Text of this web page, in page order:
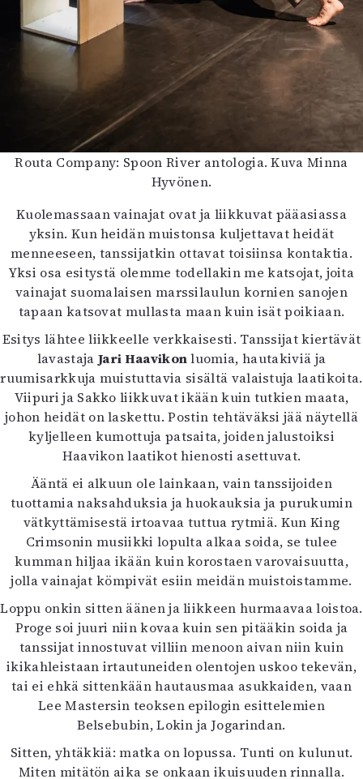
Routa Company: Spoon River antologia. Kuva Minna
Hyvönen.
Kuolemassaan vainajat ovat ja liikkuvat pääasiassa
yksin. Kun heidän muistonsa kuljettavat heidät
menneeseen, tanssijatkin ottavat toisiinsa kontaktia.
Yksi osa esitystä olemme todellakin me katsojat, joita
vainajat suomalaisen marssilaulun kornien sanojen
tapaan katsovat mullasta maan kuin isät poikiaan.
Esitys lähtee liikkeelle verkkaisesti. Tanssijat kiertävät
lavastaja Jari Haavikonluomia, hautakiviä ja
ruumisarkkuja muistuttavia sisältä valaistuja laatikoita.
Viipuri ja Sakko liikkuvat ikään kuin tutkien maata,
johon heidät on laskettu. Postin tehtäväksi jää näytellä
kyljelleen kumottuja patsaita, joiden jalustoiksi
Haavikon laatikot hienosti asettuvat.
Ääntä ei alkuun ole lainkaan, vain tanssijoiden
tuottamia naksahduksia ja huokauksia ja purukumin
vätkyttämisestä irtoavaa tuttua rytmiä. Kun King
Crimsonin musiikki lopulta alkaa soida, se tulee
kumman hiljaa ikään kuin korostaen varovaisuutta,
jolla vainajat kömpivät esiin meidän muistoistamme.
Loppu onkin sitten äänen ja liikkeen hurmaavaa loistoa.
Proge soi juuri niin kovaa kuin sen pitääkin soida ja
tanssijat innostuvat villiin menoon aivan niin kuin
ikikahleistaan irtautuneiden olentojen uskoo tekevän,
tai ei ehkä sittenkään hautausmaa asukkaiden, vaan
Lee Mastersin teoksen epilogin esittelemien
Belsebubin, Lokin ja Jogarindan.
Sitten, yhtäkkiä: matka on lopussa. Tunti on kulunut.
Miten mitätön aika se onkaan ikuisuuden rinnalla.